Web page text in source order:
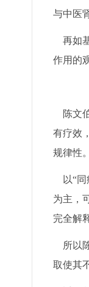
与中医
再如
作用的
陈文
有疗效
规律性。
以“同
为主，
完全解
所以
取使其